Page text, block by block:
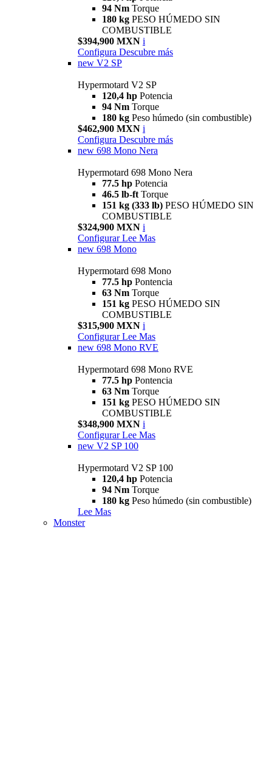
94 Nm Torque
180 kg PESO HÚMEDO SIN
COMBUSTIBLE
$394,900 MXN i
Configura Descubre más
new V2 SP
Hypermotard V2 SP
120,4 hp Potencia
94 Nm Torque
180 kg Peso húmedo (sin combustible)
$462,900 MXN i
Configura Descubre más
new 698 Mono Nera
Hypermotard 698 Mono Nera
77.5 hp Potencia
46.5 lb-ft Torque
151 kg (333 lb) PESO HÚMEDO SIN
COMBUSTIBLE
$324,900 MXN i
Configurar Lee Mas
new 698 Mono
Hypermotard 698 Mono
77.5 hp Pontencia
63 Nm Torque
151 kg PESO HÚMEDO SIN
COMBUSTIBLE
$315,900 MXN i
Configurar Lee Mas
new 698 Mono RVE
Hypermotard 698 Mono RVE
77.5 hp Pontencia
63 Nm Torque
151 kg PESO HÚMEDO SIN
COMBUSTIBLE
$348,900 MXN i
Configurar Lee Mas
new V2 SP 100
Hypermotard V2 SP 100
120,4 hp Potencia
94 Nm Torque
180 kg Peso húmedo (sin combustible)
Lee Mas
Monster